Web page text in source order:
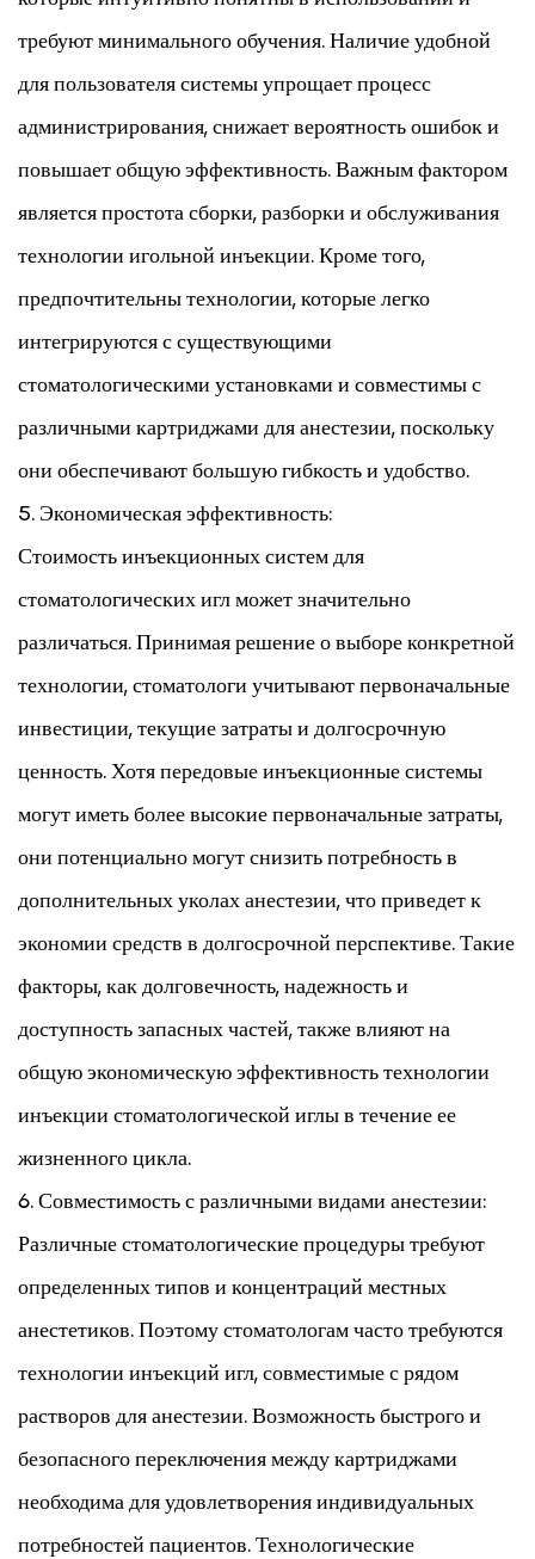
требуют минимального обучения. Наличие удобной
для пользователя системы упрощает процесс
администрирования, снижает вероятность ошибок и
повышает общую эффективность. Важным фактором
является простота сборки, разборки и обслуживания
технологии игольной инъекции. Кроме того,
предпочтительны технологии, которые легко
интегрируются с существующими
стоматологическими установками и совместимы с
различными картриджами для анестезии, поскольку
они обеспечивают большую гибкость и удобство.
5. Экономическая эффективность:
Стоимость инъекционных систем для
стоматологических игл может значительно
различаться. Принимая решение о выборе конкретной
технологии, стоматологи учитывают первоначальные
инвестиции, текущие затраты и долгосрочную
ценность. Хотя передовые инъекционные системы
могут иметь более высокие первоначальные затраты,
они потенциально могут снизить потребность в
дополнительных уколах анестезии, что приведет к
экономии средств в долгосрочной перспективе. Такие
факторы, как долговечность, надежность и
доступность запасных частей, также влияют на
общую экономическую эффективность технологии
инъекции стоматологической иглы в течение ее
жизненного цикла.
6. Совместимость с различными видами анестезии:
Различные стоматологические процедуры требуют
определенных типов и концентраций местных
анестетиков. Поэтому стоматологам часто требуются
технологии инъекций игл, совместимые с рядом
растворов для анестезии. Возможность быстрого и
безопасного переключения между картриджами
необходима для удовлетворения индивидуальных
потребностей пациентов. Технологические